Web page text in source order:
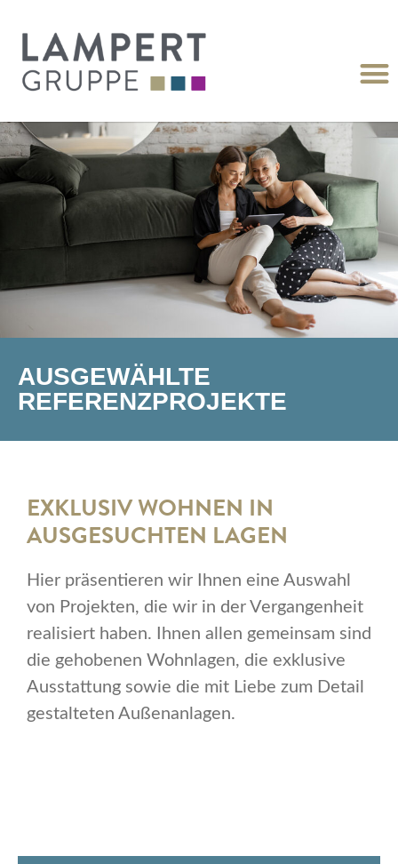
AUSGEWÄHLTE
REFERENZPROJEKTE
EXKLUSIV WOHNEN IN
AUSGESUCHTEN LAGEN
Hier präsentieren wir Ihnen eine Auswahl
von Projekten, die wir in der Vergangenheit
realisiert haben. Ihnen allen gemeinsam sind
die gehobenen Wohnlagen, die exklusive
Ausstattung sowie die mit Liebe zum Detail
gestalteten Außenanlagen.